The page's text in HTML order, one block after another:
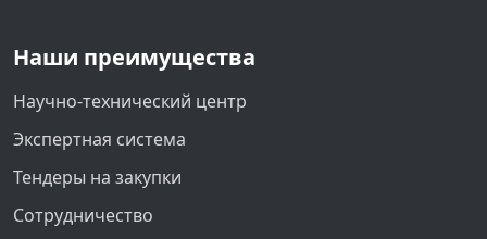
Наши преимущества
Научно-технический центр
Экспертная система
Тендеры на закупки
Сотрудничество